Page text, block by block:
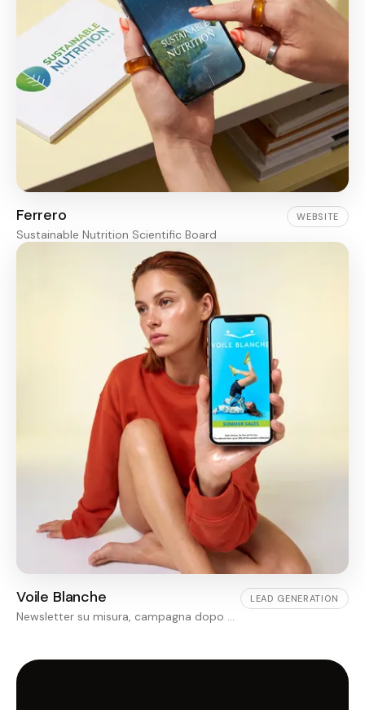
Ferrero
Sustainable Nutrition Scientific Board
WEBSITE
Voile Blanche
Newsletter su misura, campagna dopo campagna
LEAD GENERATION